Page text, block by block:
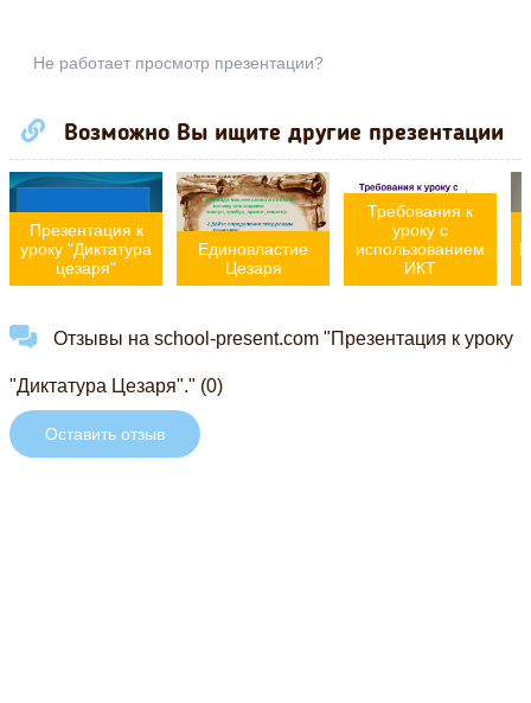
Не работает просмотр презентации?
Возможно Вы ищите другие презентации
Презентация к
уроку "Диктатура
цезаря"
Единовластие
Цезаря
Требования к
уроку с
использованием
ИКТ
Отзывы на school-present.com "Презентация к уроку
"Диктатура Цезаря"." (0)
Оставить отзыв